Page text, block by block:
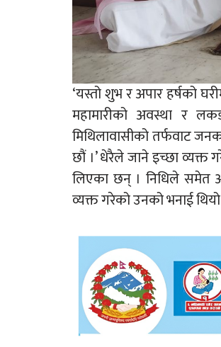
‘यस्तो शुभ र अपार हर्षको
महामारीको अवस्था र
मिथिलावासीको तर्फवाट
छौं ।’ धेरैले जाने इच्छा व्यक्त
लिएका छन् । निधिले समेत
व्यक्त गरेको उनको भनाई